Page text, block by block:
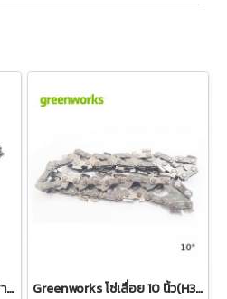
Greenworks โซ่เลื่อย 10 นิ้ว สำหรับเลื่อยโซ่ 40V Top Handle Greenworks โซ่เลื่อย 10 นิ้ว(H35) สำหรับเลื่อยโซ่ 24V และ 40V